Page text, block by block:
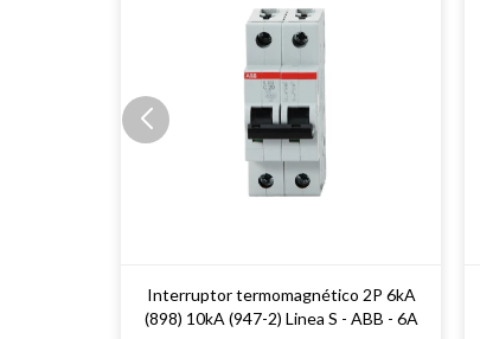
Interruptor termomagnético 2P 6kA
(898) 10kA (947-2) Linea S - ABB - 6A